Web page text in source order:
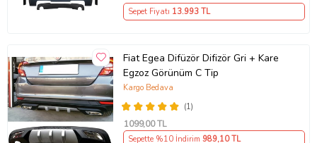
Sepet Fiyatı 13.993TL
Fiat Egea Difüzör Difizör Gri + Kare
Egzoz Görünüm C Tip
(1)
Kargo Bedava
1099,00 TL
Sepette %10 İndirim 989,10 TL